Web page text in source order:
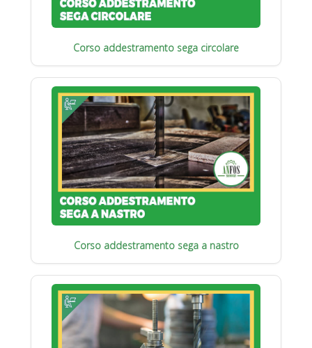
Corso addestramento sega circolare
Corso addestramento sega a nastro